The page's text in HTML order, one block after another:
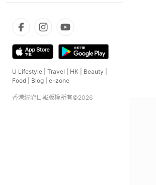
U Lifestyle Travel HK Beauty
Food
Blog e-zone
香港經濟日報版權所有©2026